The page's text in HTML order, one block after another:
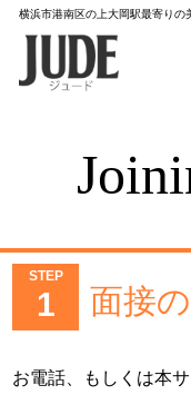
横浜市港南区の上大岡駅最寄りの
STEP
1 面接
お電話、もしくは本